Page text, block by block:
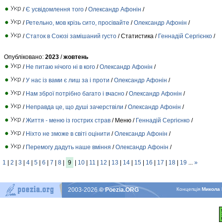
/Є усвідомлення того /Олександр Афонін /
/ Ретельно, мов крізь сито, просівайте /Олександр Афонін /
/Статок в Союзі замішаний густо / Статистика / Геннадій Сергієнко /
Опубліковано: 2023 /жовтень
/ Не питаю нічого ні в кого /Олександр Афонін /
/У нас із вами є лиш за і проти /Олександр Афонін /
/ Нам зброї потрібно багато і вчасно /Олександр Афонін /
/ Неправда це, що душі зачерствіли /Олександр Афонін /
/Життя - меню із гострих страв / Меню / Геннадій Сергієнко /
/ Ніхто не зможе в світі оцінити /Олександр Афонін /
/ Перемогу дадуть наше вміння /Олександр Афонін /
1 | 2 | 3 | 4 | 5 | 6 | 7 | 8 | 9 | 10 | 11 | 12 | 13 | 14 | 15 | 16 | 17 | 18 | 19 »
КонцепцiяМикола
2003-2026© Poezia.ORG